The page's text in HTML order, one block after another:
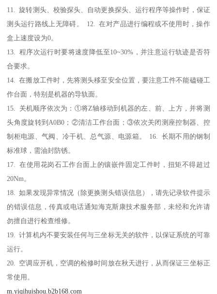
11. 旋转测头、校验探头、自动更换探头、运行程序等操作时，保证
测头运行路线上无障碍。 12. 在对产品进行编程或不使用时，操作
盒上速度设为0。
13. 程序次运行时要将速度降低至10~30%，并注意运行轨迹是否符
合要求。
14. 在搬放工件时，先将测头移至安全位置，要注意工件不能磕碰工
作台面，特别是机器的导轨面。
15. 关机顺序依次为：①将Z轴移动到机器的左、前、上方，并将测
头角度旋转到A0B0；②清洁工作台面；③依次关闭测座控制器、控
制柜电源、气阀、冷干机、总气源、电源箱。 16. 长期不用的钢制
标准球，需油封防锈。
17. 在使用花岗石工作台面上的镶嵌件固定工件时，扭矩不得超过
20Nm。
18. 如果发现异常情况（除更换测头错误信息），请先记录软件提示
的错误信息，传真或电话通知海克斯康技术服务部，未经和允许请
勿擅自进行检查维修。
19. 计算机内不要安装任何与三坐标无关的软件，以保证系统的可靠
运行。
20. 空调应开机，空调的检修时间放在秋天进行，从而保证三坐标正
常使用。
m.yiqihuishou.b2b168.com